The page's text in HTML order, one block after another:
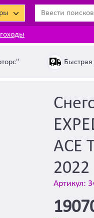
Быстрая
ACE
2022
Артикул: